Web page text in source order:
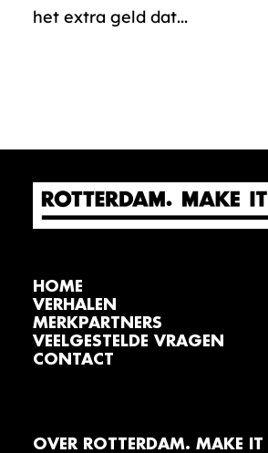
het extra geld dat...
HOME
VERHALEN
MERKPARTNERS
VEELGESTELDE VRAGEN
CONTACT
OVER ROTTERDAM. MAKE IT